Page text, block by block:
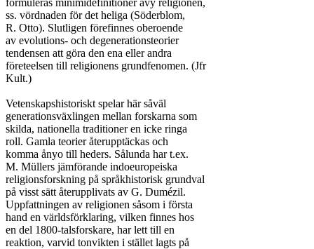
formuleras minimidefinitioner avy religionen,
ss. vördnaden för det heliga (Söderblom,
R. Otto). Slutligen förefinnes oberoende
av evolutions- och degenerationsteorier
tendensen att göra den ena eller andra
företeelsen till religionens grundfenomen. (Jfr
Kult.)
Vetenskapshistoriskt spelar här såväl
generationsväxlingen mellan forskarna som
skilda, nationella traditioner en icke ringa
roll. Gamla teorier återupptäckas och
komma ånyo till heders. Sålunda har t.ex.
M. Müllers jämförande indoeuropeiska
religionsforskning på språkhistorisk grundval
på visst sätt återupplivats av G. Dumézil.
Uppfattningen av religionen såsom i första
hand en världsförklaring, vilken finnes hos
en del 1800-talsforskare, har lett till en
reaktion, varvid tonvikten i stället lagts på